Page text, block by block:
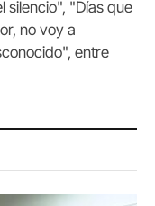
silencio", "Días que
no voy a
entre